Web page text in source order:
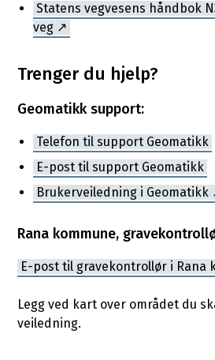
Statens vegvesens håndbok
veg
Trenger du hjelp?
Geomatikk support:
Telefon til support Geomatikk
E-post til support Geomatikk
Brukerveiledning i Geomatikk
Rana kommune,
E-post til gravekontrollør i Rana
Legg ved kart over området du
veiledning.